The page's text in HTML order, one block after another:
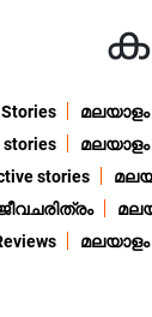
stories